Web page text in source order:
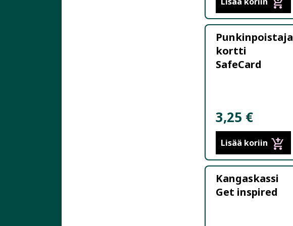
Punkinpoistaja
kortti
SafeCard
3,25 €
Lisää koriin add_shopping_cart
Kangaskassi
Get inspired